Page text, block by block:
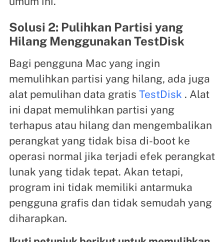
Solusi 2: Pulihkan Partisi yang
Hilang Menggunakan TestDisk
Bagi pengguna Mac yang ingin
memulihkan partisi yang hilang, ada juga
alat pemulihan data gratis TestDisk . Alat
ini dapat memulihkan partisi yang
terhapus atau hilang dan mengembalikan
perangkat yang tidak bisa di-boot ke
operasi normal jika terjadi efek perangkat
lunak yang tidak tepat. Akan tetapi,
program ini tidak memiliki antarmuka
pengguna grafis dan tidak semudah yang
diharapkan.